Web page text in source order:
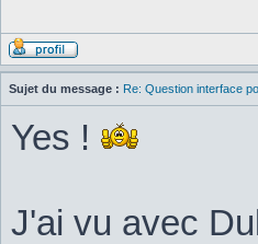
Sujet du message : Re: Question interface
Yes !
J'ai vu avec